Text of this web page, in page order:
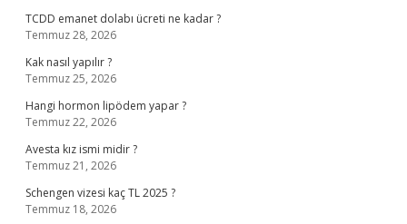
TCDD emanet dolabı ücreti ne kadar ?
Temmuz 28, 2026
Kak nasıl yapılır ?
Temmuz 25, 2026
Hangi hormon lipödem yapar ?
Temmuz 22, 2026
Avesta kız ismi midir ?
Temmuz 21, 2026
Schengen vizesi kaç TL 2025 ?
Temmuz 18, 2026